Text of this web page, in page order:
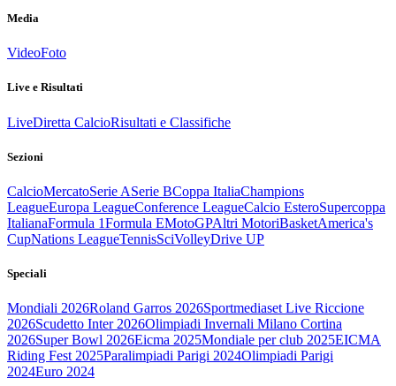
Media
VideoFoto
Live e Risultati
LiveDiretta CalcioRisultati e Classifiche
Sezioni
CalcioMercatoSerie ASerie BCoppa ItaliaChampions
LeagueEuropa LeagueConference LeagueCalcio EsteroSupercoppa
ItalianaFormula 1Formula EMotoGPAltri MotoriBasketAmerica's
CupNations LeagueTennisSciVolleyDrive UP
Speciali
Mondiali 2026Roland Garros 2026Sportmediaset Live Riccione
2026Scudetto Inter 2026Olimpiadi Invernali Milano Cortina
2026Super Bowl 2026Eicma 2025Mondiale per club 2025EICMA
Riding Fest 2025Paralimpiadi Parigi 2024Olimpiadi Parigi
2024Euro 2024